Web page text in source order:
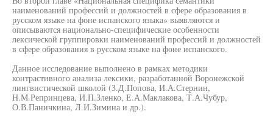
наименований профессий и должностей в сфере образования в
русском языке на фоне испанского языка» выявляются и
описываются национально-специфические особенности
лексической группировки наименований профессий и должностей
в сфере образования в русском языке на фоне испанского.
Данное исследование выполнено в рамках методики
контрастивного анализа лексики, разработанной Воронежской
лингвистической школой (З.Д.Попова, И.А.Стернин,
Н.М.Репринцева, И.П.Зленко, Е.А.Маклакова, Т.А.Чубур,
О.В.Паничкина, Л.И.Зимина и др.).